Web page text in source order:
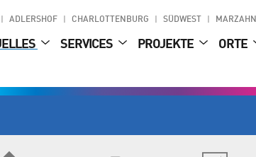
ADLERSHOF CHARLOTTENBURG SÜDWEST MARZAHN
SERVICES PROJEKTE ORTE